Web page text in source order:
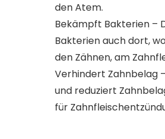
den Atem.
Bekämpft Bakterien –
Bakterien auch dort,
den Zähnen, am
Verhindert Zahnbelag
und reduziert
für